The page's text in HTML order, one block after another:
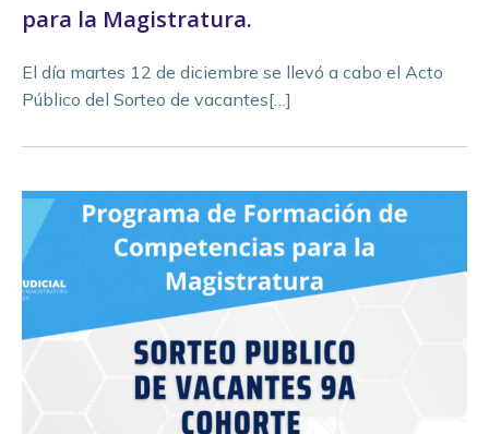
para la Magistratura.
El día martes 12 de diciembre se llevó a cabo el Acto
Público del Sorteo de vacantes[…]